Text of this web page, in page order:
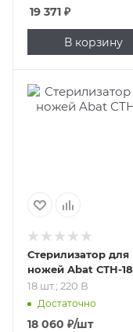
19 371 ₽
В корзину
Подпись к товару
18 шт.; 220 В
Стерилизатор для
ножей Abat СТН-18
18 шт.; 220 В
Достаточно
18 060 ₽/шт